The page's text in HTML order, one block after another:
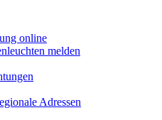
online
melden
Adressen